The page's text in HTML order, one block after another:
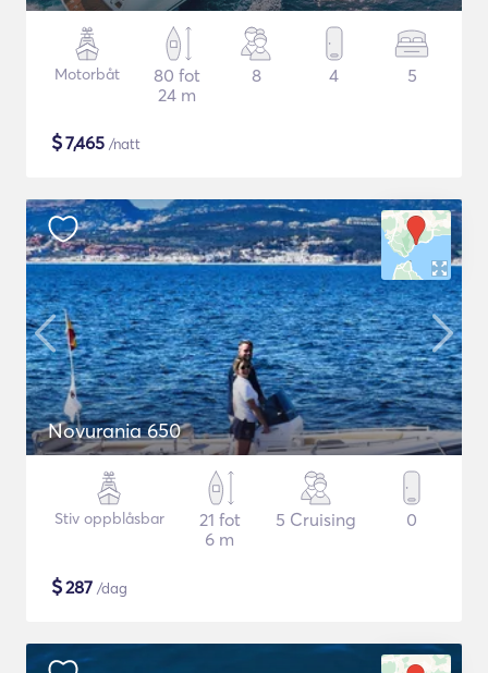
Motorbåt
80 fot
24 m
8 4 5
$7,465 /natt
Novurania 650
Stiv oppblåsbar
21 fot
6 m
5 Cruising 0
$287 /dag